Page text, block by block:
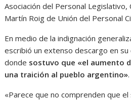
Asociación del Personal Legislativo,
Martín Roig de Unión del Personal
En medio de la indignación
escribió un extenso descargo en su
donde sostuvo que «el aumento
una traición al pueblo argentino».
«Parece que no comprenden que